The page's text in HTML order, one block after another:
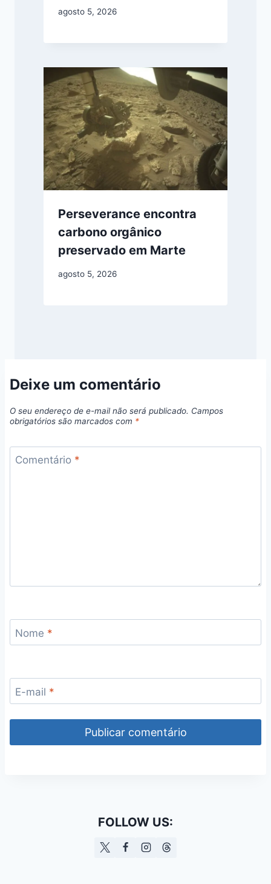
agosto 5, 2026
Perseverance encontra
carbono orgânico
preservado em Marte
agosto 5, 2026
Deixe um comentário
O seu endereço de e-mail não será publicado. Campos
obrigatórios são marcados com *
Comentário *
Nome *
E-mail *
FOLLOW US: